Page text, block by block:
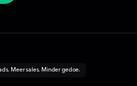
Meer sales. Minder gedoe.